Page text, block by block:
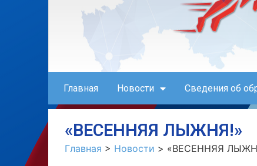
Главная Новости Сведения об
«ВЕСЕННЯЯ ЛЫЖНЯ!»
Главная > Новости > «ВЕСЕННЯЯ